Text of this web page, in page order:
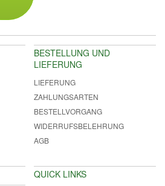
BESTELLUNG UND
LIEFERUNG
LIEFERUNG
ZAHLUNGSARTEN
BESTELLVORGANG
WIDERRUFSBELEHRUNG
AGB
QUICK LINKS